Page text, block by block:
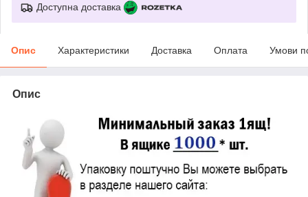
Доступна доставка
Опис Характеристики Доставка Оплата Умови
Опис